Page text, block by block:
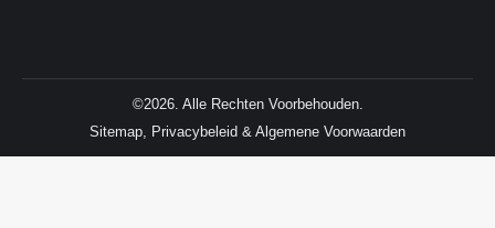
©2026. Alle Rechten Voorbehouden.
Sitemap, Privacybeleid & Algemene Voorwaarden